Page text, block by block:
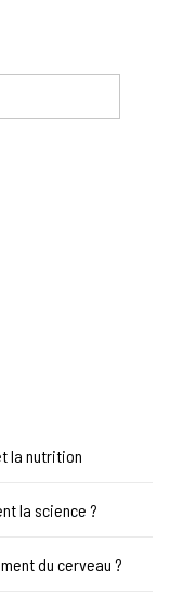
la nutrition
la science ?
du cerveau ?